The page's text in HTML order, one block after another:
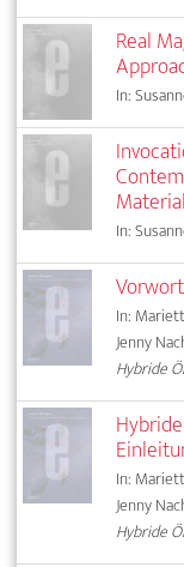
Real
In:
In:
Vorwort
In:
Jenny
Hybride
In:
Jenny
Hybride